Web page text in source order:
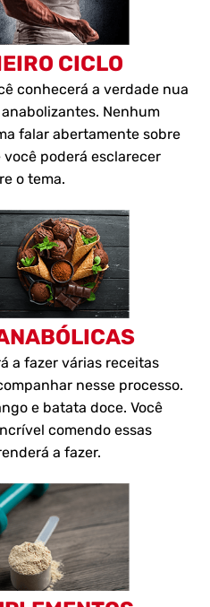
CICLO
conhecerá a verdade nua
Nenhum
falar abertamente sobre
poderá esclarecer
o tema.
a fazer várias receitas
nesse processo.
e batata doce. Você
comendo essas
a fazer.